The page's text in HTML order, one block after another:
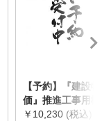
【予約】『建設物
価』推進工事用機械
器具等基礎価格表
￥10,230 (税込)